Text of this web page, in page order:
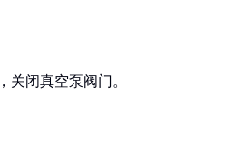
关闭真空泵阀门。